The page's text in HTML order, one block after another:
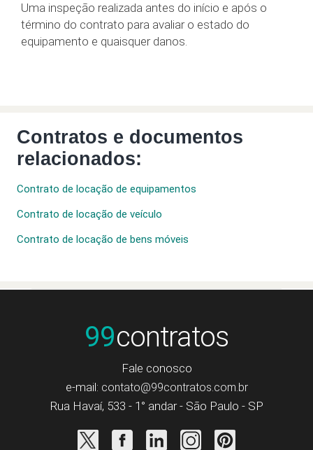
Uma inspeção realizada antes do início e após o
término do contrato para avaliar o estado do
equipamento e quaisquer danos.
Contratos e documentos
relacionados:
Contrato de locação de equipamentos
Contrato de locação de veículo
Contrato de locação de bens móveis
99contratos
Fale conosco
e-mail: contato@99contratos.com.br
Rua Havaí, 533 - 1° andar - São Paulo - SP